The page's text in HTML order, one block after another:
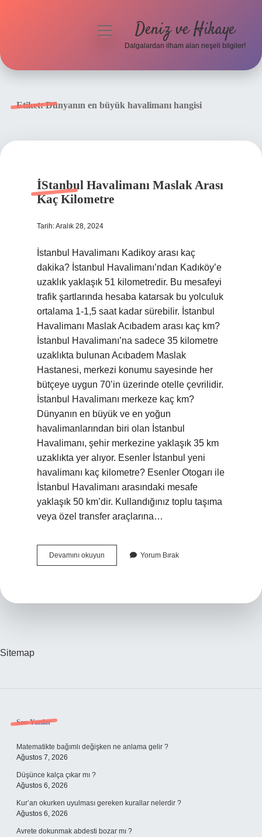
menüyü
Deniz ve Hikaye
Dalgalardan ilham alan neşeli bilgiler!
Etiket:Dünyanın en büyük havalimanı hangisi
İStanbul Havalimanı Maslak Arası
Kaç Kilometre
Tarih: Aralık 28, 2024
İstanbul Havalimanı Kadikoy arası kaç
dakika? İstanbul Havalimanı’ndan Kadıköy’e
uzaklık yaklaşık 51 kilometredir. Bu mesafeyi
trafik şartlarında hesaba katarsak bu yolculuk
ortalama 1-1,5 saat kadar sürebilir. İstanbul
Havalimanı Maslak Acıbadem arası kaç km?
İstanbul Havalimanı’na sadece 35 kilometre
uzaklıkta bulunan Acıbadem Maslak
Hastanesi, merkezi konumu sayesinde her
bütçeye uygun 70’in üzerinde otelle çevrilidir.
İstanbul Havalimanı merkeze kaç km?
Dünyanın en büyük ve en yoğun
havalimanlarından biri olan İstanbul
Havalimanı, şehir merkezine yaklaşık 35 km
uzaklıkta yer alıyor. Esenler İstanbul yeni
havalimanı kaç kilometre? Esenler Otogarı ile
İstanbul Havalimanı arasındaki mesafe
yaklaşık 50 km’dir. Kullandığınız toplu taşıma
veya özel transfer araçlarına…
Devamını okuyun İStanbul
Havalimanı
Yorum Bırak
Sitemap
Sidebar
Son Yazılar
Matematikte bağımlı değişken ne anlama gelir ?
Ağustos 7, 2026
Düşünce kalça çıkar mı ?
Ağustos 6, 2026
Kur’an okurken uyulması gereken kurallar nelerdir ?
Ağustos 6, 2026
Avrete dokunmak abdesti bozar mı ?